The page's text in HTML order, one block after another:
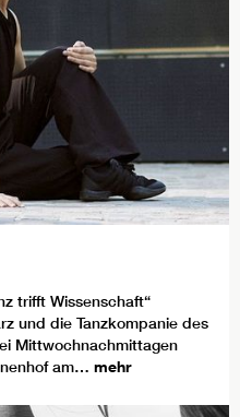
trifft Wissenschaft“
und die Tanzkompanie des
Mittwochnachmittagen
am… mehr